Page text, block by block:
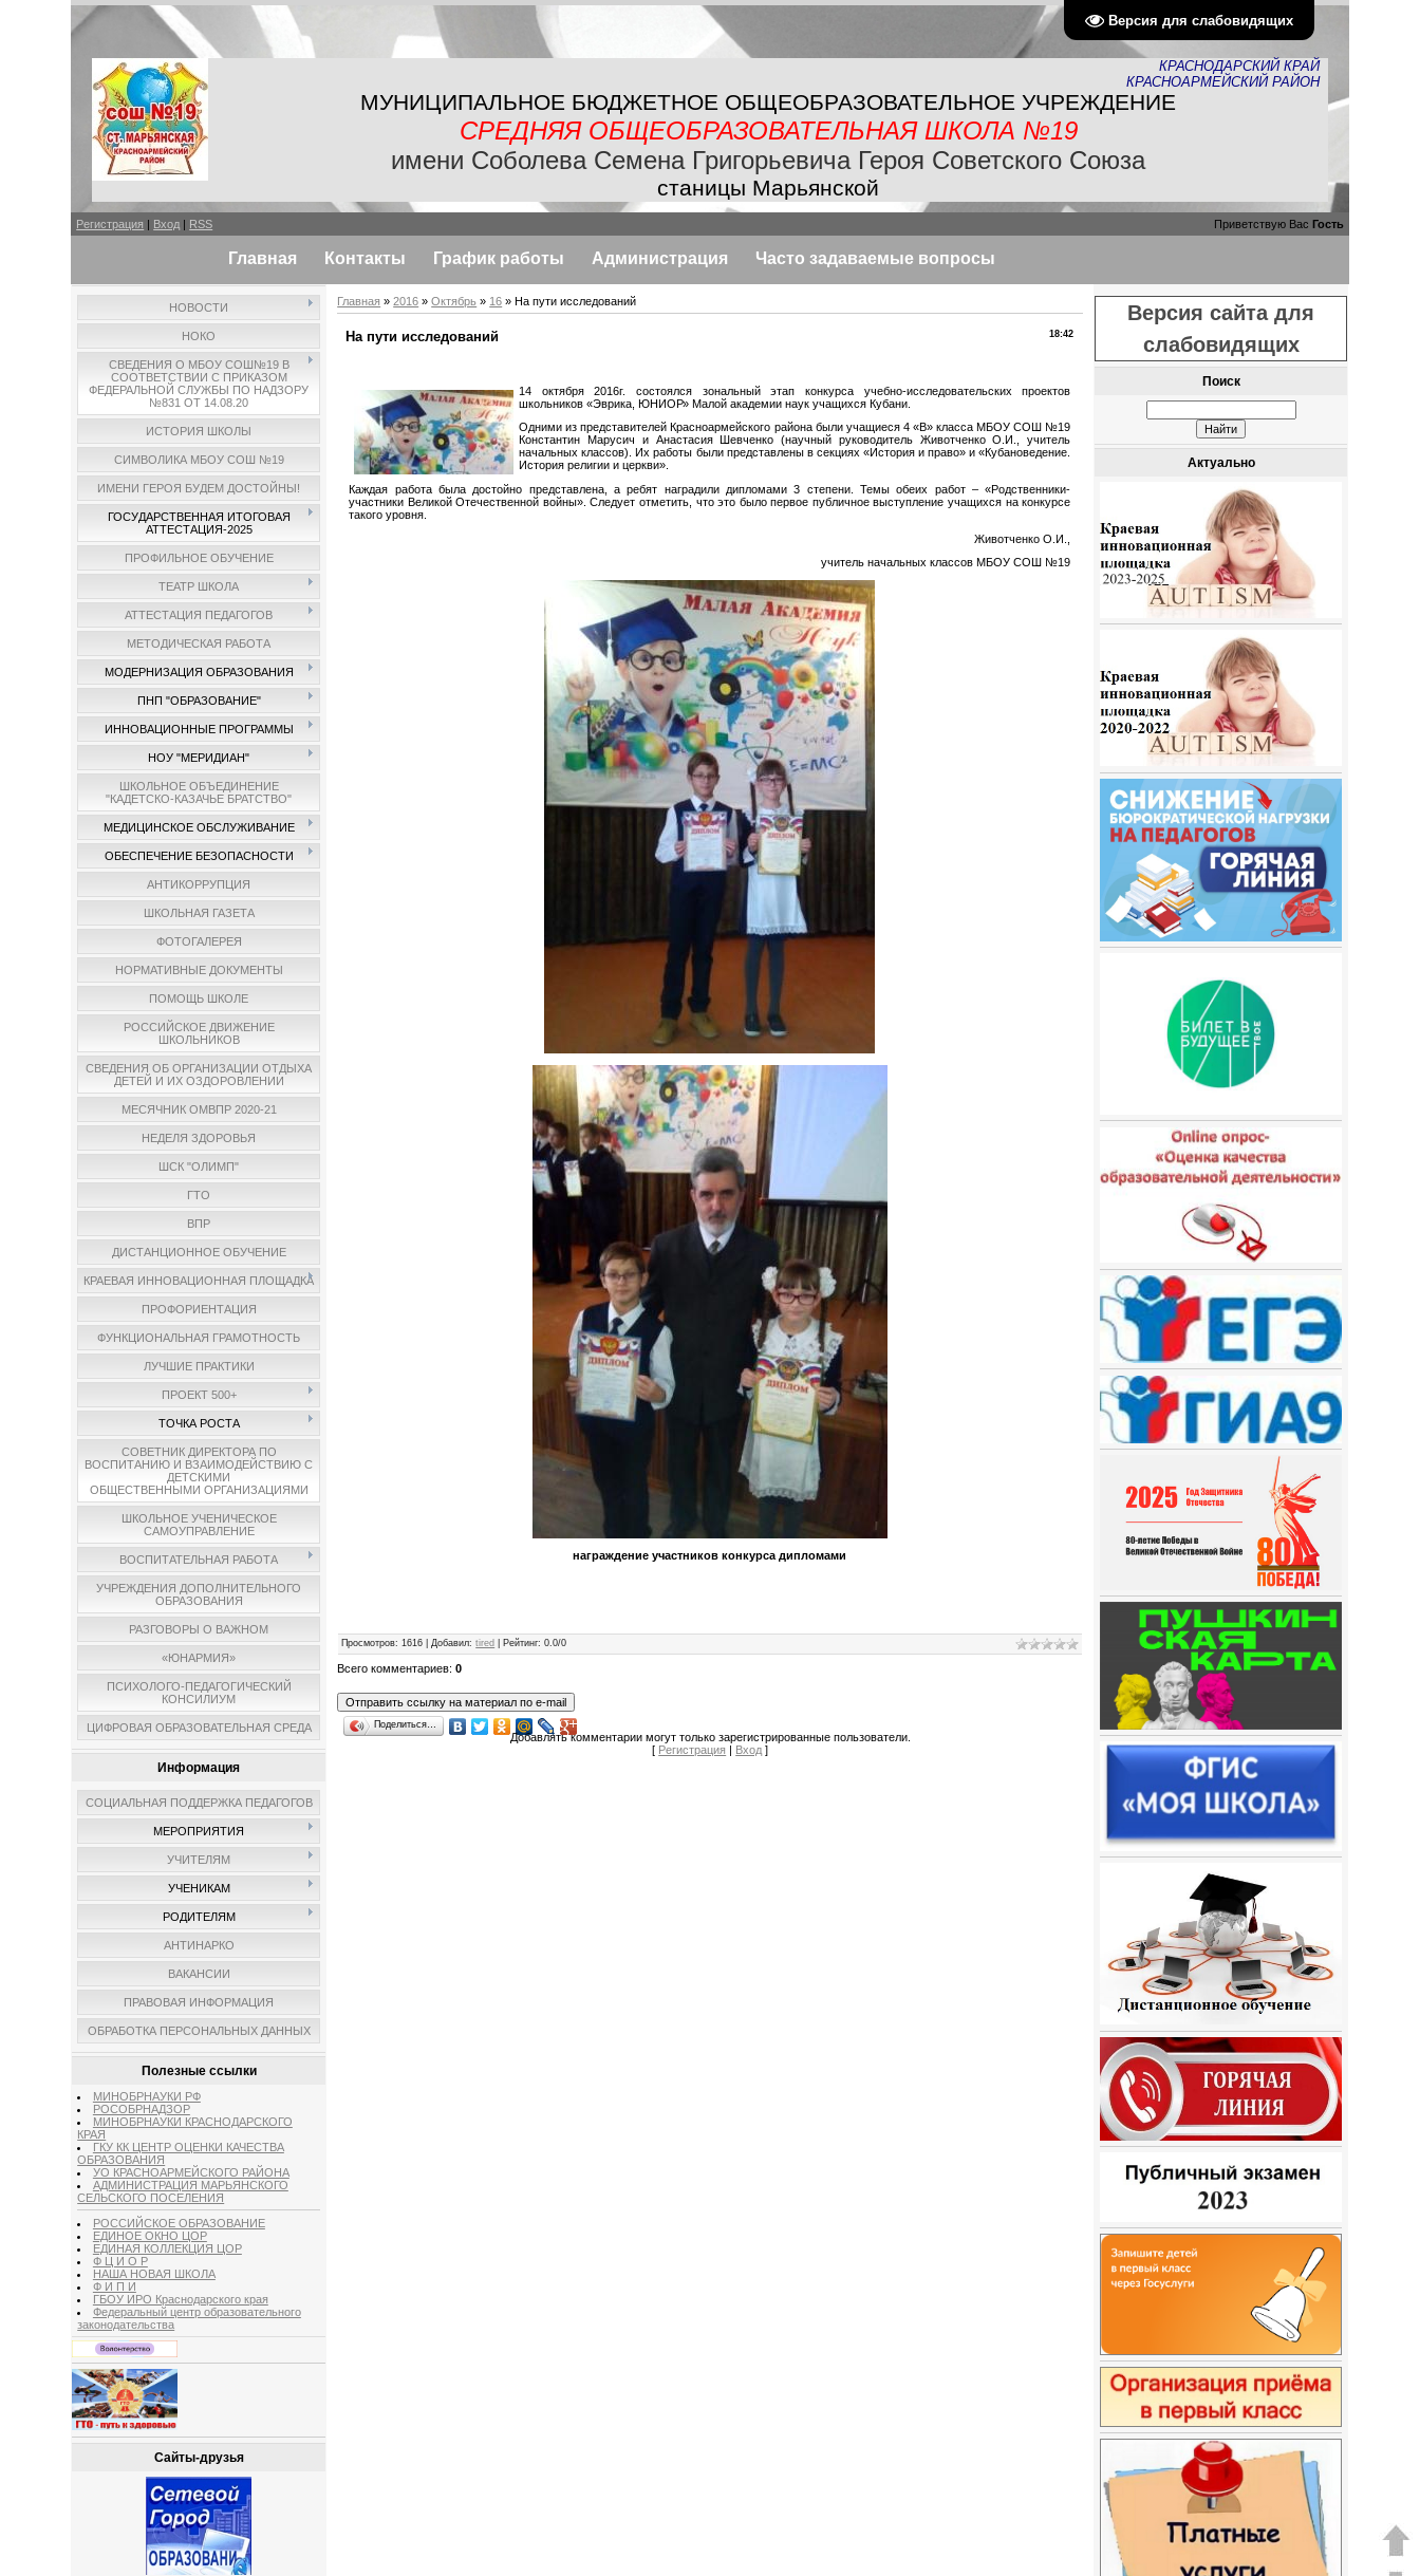
Версия для слабовидящих
КРАСНОДАРСКИЙ КРАЙ
КРАСНОАРМЕЙСКИЙ РАЙОН
МУНИЦИПАЛЬНОЕ БЮДЖЕТНОЕ ОБЩЕОБРАЗОВАТЕЛЬНОЕ УЧРЕЖДЕНИЕ
СРЕДНЯЯ ОБЩЕОБРАЗОВАТЕЛЬНАЯШКОЛА №19
имени Соболева Семена Григорьевича Героя Советского Союза
станицы Марьянской
Регистрация | Вход | RSS Приветствую Вас Гость
Главная Контакты График работы Администрация Часто задаваемые вопросы
НОВОСТИ
НОКО
СВЕДЕНИЯ О МБОУ СОШ№19 В
СООТВЕТСТВИИ С ПРИКАЗОМ
ФЕДЕРАЛЬНОЙ СЛУЖБЫ ПО НАДЗОРУ
№831 ОТ 14.08.20
ИСТОРИЯ ШКОЛЫ
СИМВОЛИКА МБОУ СОШ №19
ИМЕНИ ГЕРОЯ БУДЕМ ДОСТОЙНЫ!
ГОСУДАРСТВЕННАЯ ИТОГОВАЯ
АТТЕСТАЦИЯ-2025
ПРОФИЛЬНОЕ ОБУЧЕНИЕ
ТЕАТР ШКОЛА
АТТЕСТАЦИЯ ПЕДАГОГОВ
МЕТОДИЧЕСКАЯ РАБОТА
МОДЕРНИЗАЦИЯ ОБРАЗОВАНИЯ
ПНП "ОБРАЗОВАНИЕ"
ИННОВАЦИОННЫЕ ПРОГРАММЫ
НОУ "МЕРИДИАН"
ШКОЛЬНОЕ ОБЪЕДИНЕНИЕ
"КАДЕТСКО-КАЗАЧЬЕ БРАТСТВО"
МЕДИЦИНСКОЕ ОБСЛУЖИВАНИЕ
ОБЕСПЕЧЕНИЕ БЕЗОПАСНОСТИ
АНТИКОРРУПЦИЯ
ШКОЛЬНАЯ ГАЗЕТА
ФОТОГАЛЕРЕЯ
НОРМАТИВНЫЕ ДОКУМЕНТЫ
ПОМОЩЬ ШКОЛЕ
РОССИЙСКОЕ ДВИЖЕНИЕ
ШКОЛЬНИКОВ
СВЕДЕНИЯ ОБ ОРГАНИЗАЦИИ ОТДЫХА
ДЕТЕЙ И ИХ ОЗДОРОВЛЕНИИ
МЕСЯЧНИК ОМВПР 2020-21
НЕДЕЛЯ ЗДОРОВЬЯ
ШСК "ОЛИМП"
ГТО
ВПР
ДИСТАНЦИОННОЕ ОБУЧЕНИЕ
КРАЕВАЯ ИННОВАЦИОННАЯ ПЛОЩАДКА
ПРОФОРИЕНТАЦИЯ
ФУНКЦИОНАЛЬНАЯ ГРАМОТНОСТЬ
ЛУЧШИЕ ПРАКТИКИ
ПРОЕКТ 500+
ТОЧКА РОСТА
СОВЕТНИК ДИРЕКТОРА ПО
ВОСПИТАНИЮ И ВЗАИМОДЕЙСТВИЮ С
ДЕТСКИМИ
ОБЩЕСТВЕННЫМИ ОРГАНИЗАЦИЯМИ
ШКОЛЬНОЕ УЧЕНИЧЕСКОЕ
САМОУПРАВЛЕНИЕ
ВОСПИТАТЕЛЬНАЯ РАБОТА
УЧРЕЖДЕНИЯ ДОПОЛНИТЕЛЬНОГО
ОБРАЗОВАНИЯ
РАЗГОВОРЫ О ВАЖНОМ
«ЮНАРМИЯ»
ПСИХОЛОГО-ПЕДАГОГИЧЕСКИЙ
КОНСИЛИУМ
ЦИФРОВАЯ ОБРАЗОВАТЕЛЬНАЯ СРЕДА
Информация
СОЦИАЛЬНАЯ ПОДДЕРЖКА ПЕДАГОГОВ
МЕРОПРИЯТИЯ
УЧИТЕЛЯМ
УЧЕНИКАМ
РОДИТЕЛЯМ
АНТИНАРКО
ВАКАНСИИ
ПРАВОВАЯ ИНФОРМАЦИЯ
ОБРАБОТКА ПЕРСОНАЛЬНЫХ ДАННЫХ
Полезные ссылки
МИНОБРНАУКИ РФ
РОСОБРНАДЗОР
МИНОБРНАУКИ КРАСНОДАРСКОГО
КРАЯ
ГКУ КК ЦЕНТР ОЦЕНКИ КАЧЕСТВА
ОБРАЗОВАНИЯ
УО КРАСНОАРМЕЙСКОГО РАЙОНА
АДМИНИСТРАЦИЯ МАРЬЯНСКОГО
СЕЛЬСКОГО ПОСЕЛЕНИЯ
РОССИЙСКОЕ ОБРАЗОВАНИЕ
ЕДИНОЕ ОКНО ЦОР
ЕДИНАЯ КОЛЛЕКЦИЯ ЦОР
Ф Ц И О Р
НАША НОВАЯ ШКОЛА
Ф И П И
ГБОУ ИРО Краснодарского края
Федеральный центр образовательного
законодательства
Сайты-друзья
Главная »2016 » Октябрь » 16 » На пути исследований
18:42
На пути исследований
14 октября 2016г. состоялся зональный этап конкурса учебно-исследовательских проектов
школьников «Эврика, ЮНИОР» Малой академии наук учащихся Кубани.
Одними из представителей Красноармейского района были учащиеся 4 «В» класса МБОУ СОШ №19
Константин Марусич и Анастасия Шевченко (научный руководитель Животченко О.И., учитель
начальных классов). Их работы были представлены в секциях «История и право» и «Кубановедение.
История религии и церкви».
Каждая работа была достойно представлена, а ребят наградили дипломами 3 степени. Темы обеих работ – «Родственники-
участники Великой Отечественной войны». Следует отметить, что это было первое публичное выступление учащихся на конкурсе
такого уровня.
Животченко О.И.,
учитель начальных классов МБОУ СОШ №19
награждение участников конкурса дипломами
Просмотров: 1616 | Добавил:tired Рейтинг:0.0/0
Всего комментариев:0
Поделиться…
Добавлять комментарии могут только зарегистрированные пользователи.
[ Регистрация | Вход ]
Версия сайта для
слабовидящих
Поиск
Актуально